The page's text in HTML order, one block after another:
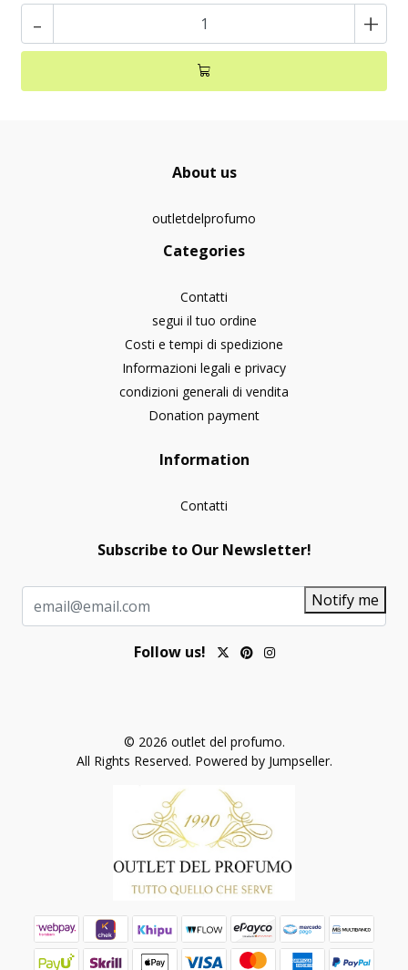
- +
About us
outletdelprofumo
Categories
Contatti
segui il tuo ordine
Costi e tempi di spedizione
Informazioni legali e privacy
condizioni generali di vendita
Donation payment
Information
Contatti
Subscribe to Our Newsletter!
Notify me
Follow us!
© 2026 outlet del profumo.
All Rights Reserved. Powered by Jumpseller.